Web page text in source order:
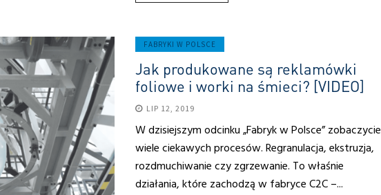
FABRYKI W POLSCE
Jak produkowane są reklamówki
foliowe i worki na śmieci? [VIDEO]
LIP 12, 2019
W dzisiejszym odcinku „Fabryk w Polsce” zobaczycie
wiele ciekawych procesów. Regranulacja, ekstruzja,
rozdmuchiwanie czy zgrzewanie. To właśnie
działania, które zachodzą w fabryce C2C –...